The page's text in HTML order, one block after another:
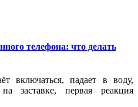
телефона: что делать
включаться, падает в воду,
заставке, первая реакция